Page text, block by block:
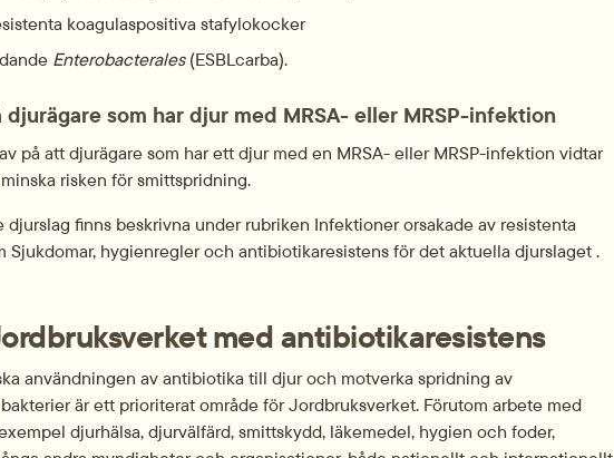
koagulaspositiva stafylokocker
Enterobacterales (ESBLcarba).
djurägare som har djur med MRSA- eller MRSP-infektion
på att djurägare som har ett djur med en MRSA- eller MRSP-infektion vidtar
risken för smittspridning.
djurslag finns beskrivna under rubriken Infektioner orsakade av resistenta
Sjukdomar, hygienregler och antibiotikaresistens för det aktuella djurslaget .
med antibiotikaresistens
användningen av antibiotika till djur och motverka spridning av
är ett prioriterat område för Jordbruksverket. Förutom arbete med
djurhälsa, djurvälfärd, smittskydd, läkemedel, hygien och foder,